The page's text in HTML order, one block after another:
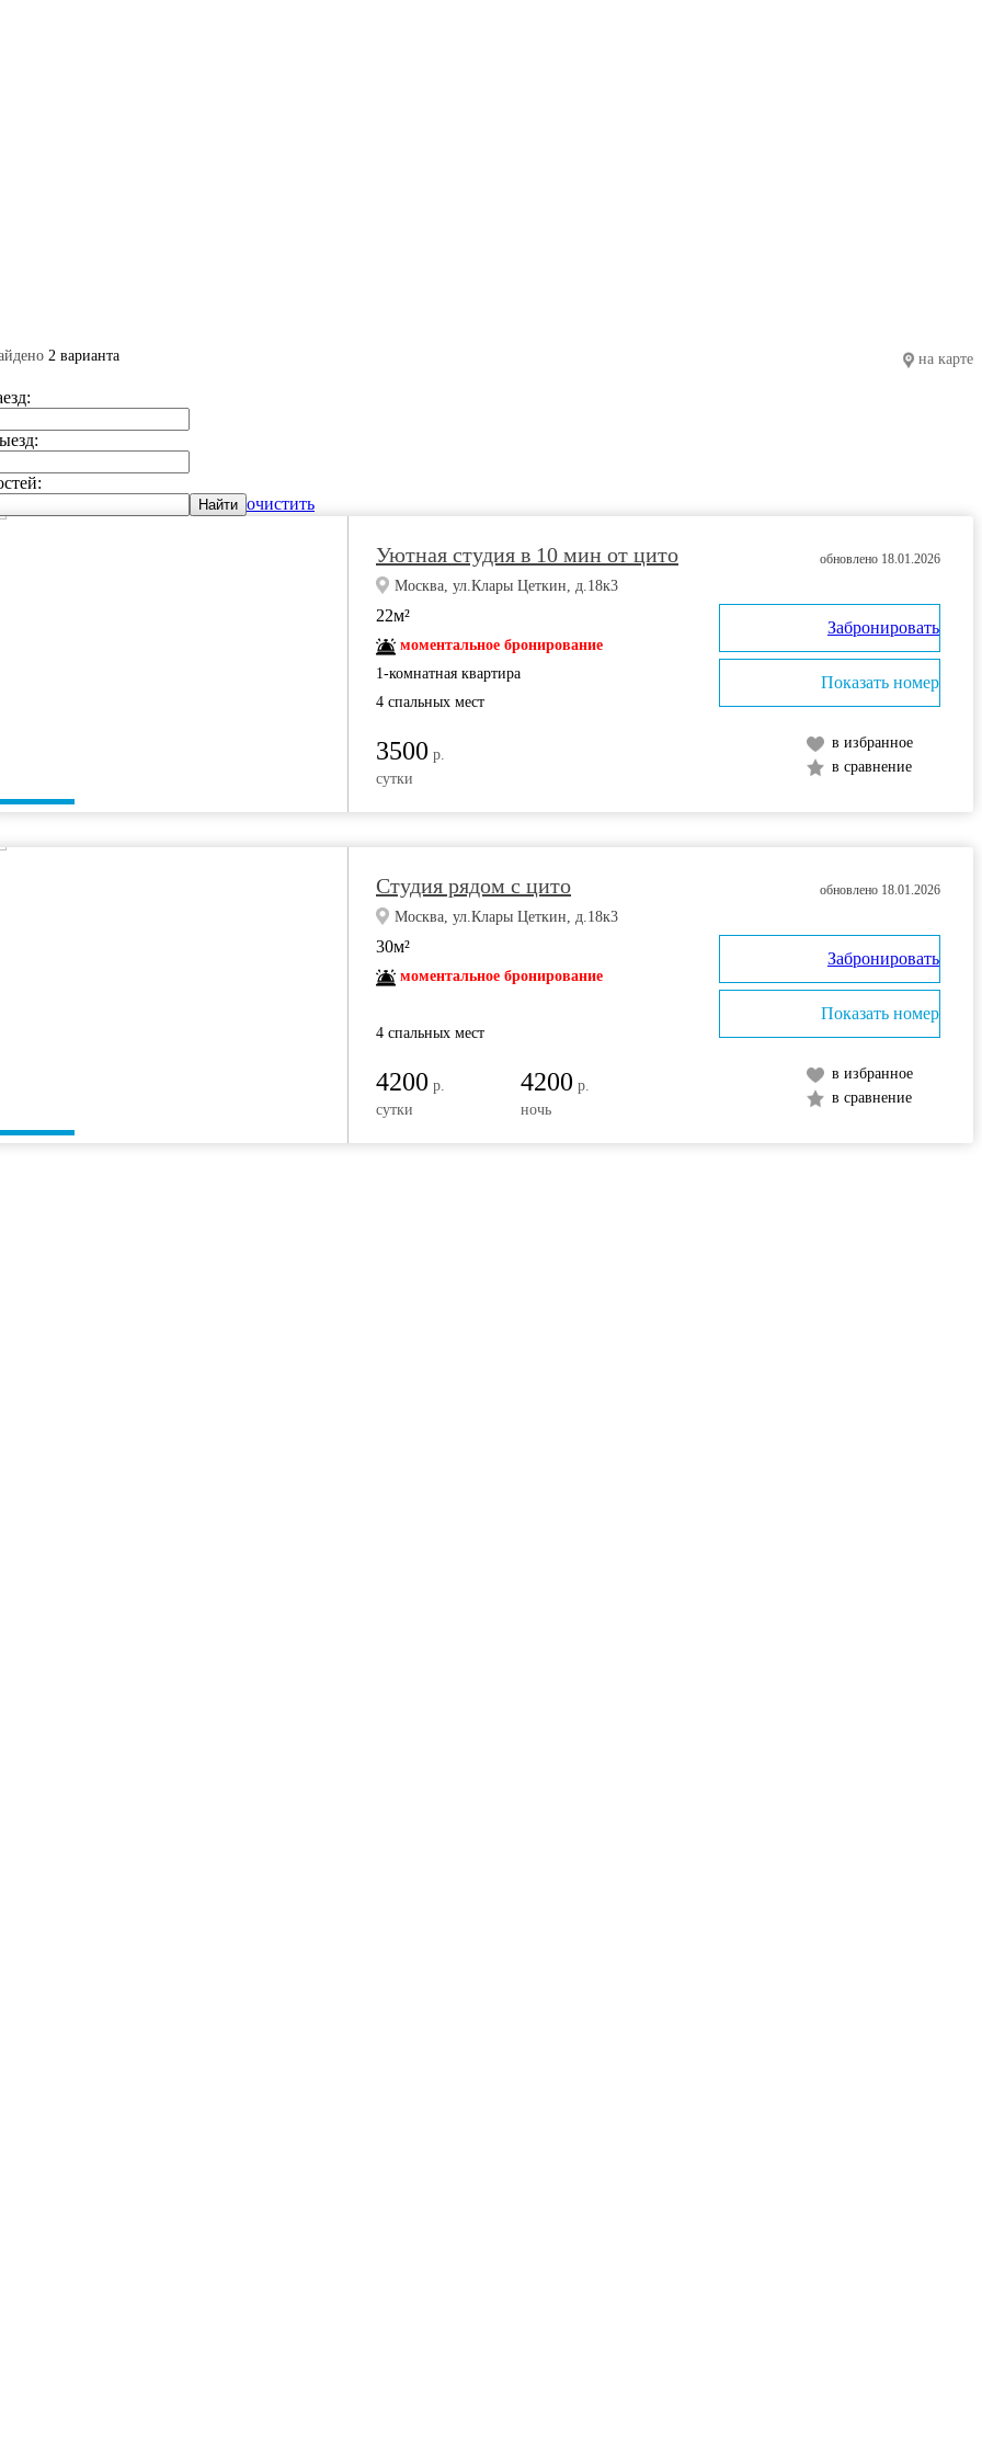
Найти очистить
на карте
2 варианта
Уютная студия в 10 мин от цито
Москва, ул.Клары Цеткин, д.18к3
22м²
моментальное бронирование
1-комнатная квартира
4 спальных мест
3500 р.
сутки
обновлено 18.01.2026
в избранное
в сравнение
Забронировать
Показать номер
Студия рядом с цито
Москва, ул.Клары Цеткин, д.18к3
30м²
моментальное бронирование
4 спальных мест
4200 р.
сутки
4200 р.
ночь
обновлено 18.01.2026
в избранное
в сравнение
Забронировать
Показать номер